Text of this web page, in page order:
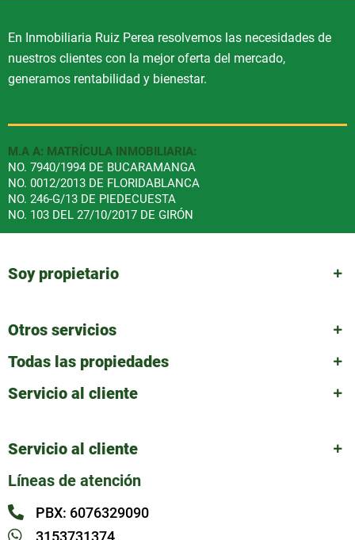
En Inmobiliaria Ruiz Perea resolvemos las necesidades de
nuestros clientes con la mejor oferta del mercado,
generamos rentabilidad y bienestar.
M.A A: MATRÍCULA INMOBILIARIA:
NO. 7940/1994 DE BUCARAMANGA
NO. 0012/2013 DE FLORIDABLANCA
NO. 246-G/13 DE PIEDECUESTA
NO. 103 DEL 27/10/2017 DE GIRÓN
Soy propietario
Otros servicios
Todas las propiedades
Servicio al cliente
Servicio al cliente
Líneas de atención
PBX: 6076329090
3153731374